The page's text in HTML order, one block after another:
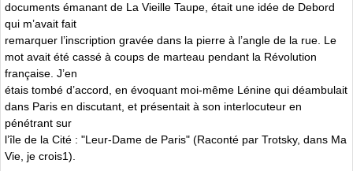
documents émanant de La Vieille Taupe, était une idée de Debord
qui m’avait fait
remarquer l’inscription gravée dans la pierre à l’angle de la rue. Le
mot avait été cassé à coups de marteau pendant la Révolution
française. J’en
étais tombé d’accord, en évoquant moi-même Lénine qui déambulait
dans Paris en discutant, et présentait à son interlocuteur en
pénétrant sur
l’île de la Cité : "Leur-Dame de Paris" (Raconté par Trotsky, dans Ma
Vie, je crois1).